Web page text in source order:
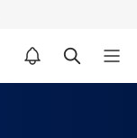
알림설정 바로가기 검색 바로가기 메뉴 열기